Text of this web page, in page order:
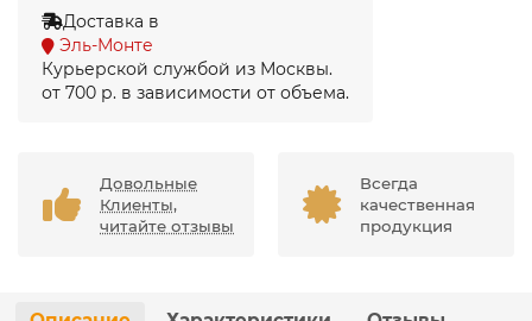
Доставка в
Эль-Монте
Курьерской службой из Москвы.
от 700 р. в зависимости от объема.
Довольные
Клиенты,
читайте отзывы
Всегда
качественная
продукция